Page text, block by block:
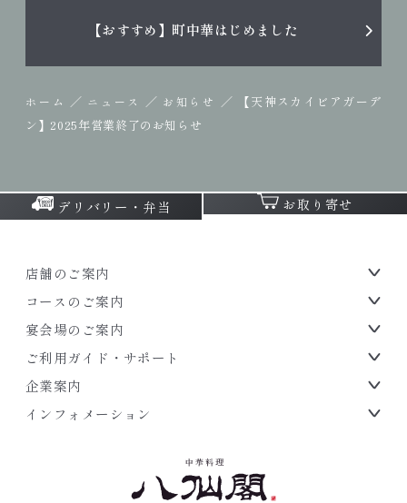
【おすすめ】町中華はじめました
ホーム ／ ニュース ／ お知らせ ／
【天神スカイビアガーデ
ン】2025年営業終了のお知らせ
デリバリー・弁当 お取り寄せ
店舗のご案内
コースのご案内
宴会場のご案内
ご利用ガイド・サポート
企業案内
インフォメーション